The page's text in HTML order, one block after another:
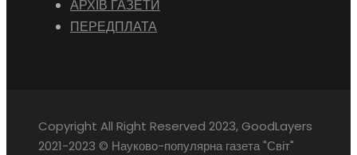
АРХІВ ГАЗЕТИ
ПЕРЕДПЛАТА
Copyright All Right Reserved 2023, GoodLayers
2021-2023 © Науково-популярна газета "Світ"